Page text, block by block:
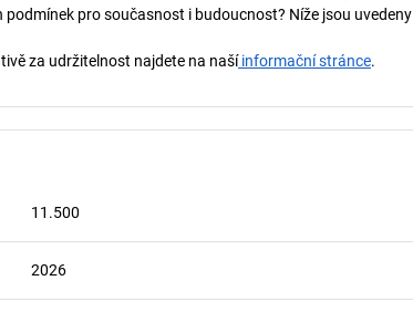
pro současnost i budoucnost? Níže jsou
za udržitelnost najdete na našíinformační stránce.
11.500
2026